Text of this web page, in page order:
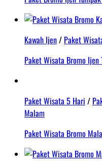
Kawah Ijen/ Paket
Paket Wisata Bromo
Paket Wisata 5 Hari /
Malam
Paket Wisata Bromo